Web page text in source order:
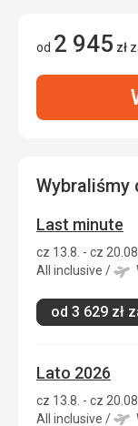
od 2 945 zł
Wybraliśmy
Last minute
cz 13.8. - cz
All inclusive /
od 3 629 zł
Lato 2026
cz 13.8. - cz
All inclusive /